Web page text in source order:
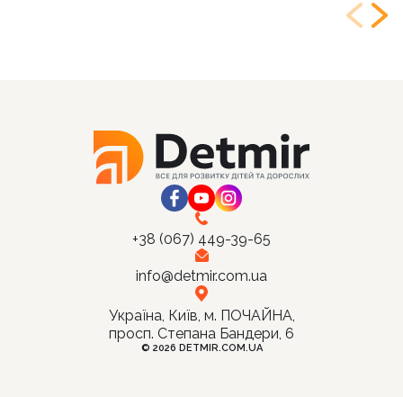
+38 (067) 449-39-65
info@detmir.com.ua
Україна, Київ, м. ПОЧАЙНА,
просп. Степана Бандери, 6
© 2026 DETMIR.COM.UA